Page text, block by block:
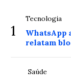
1
Tecnologia
WhatsApp
relatam
Saúde